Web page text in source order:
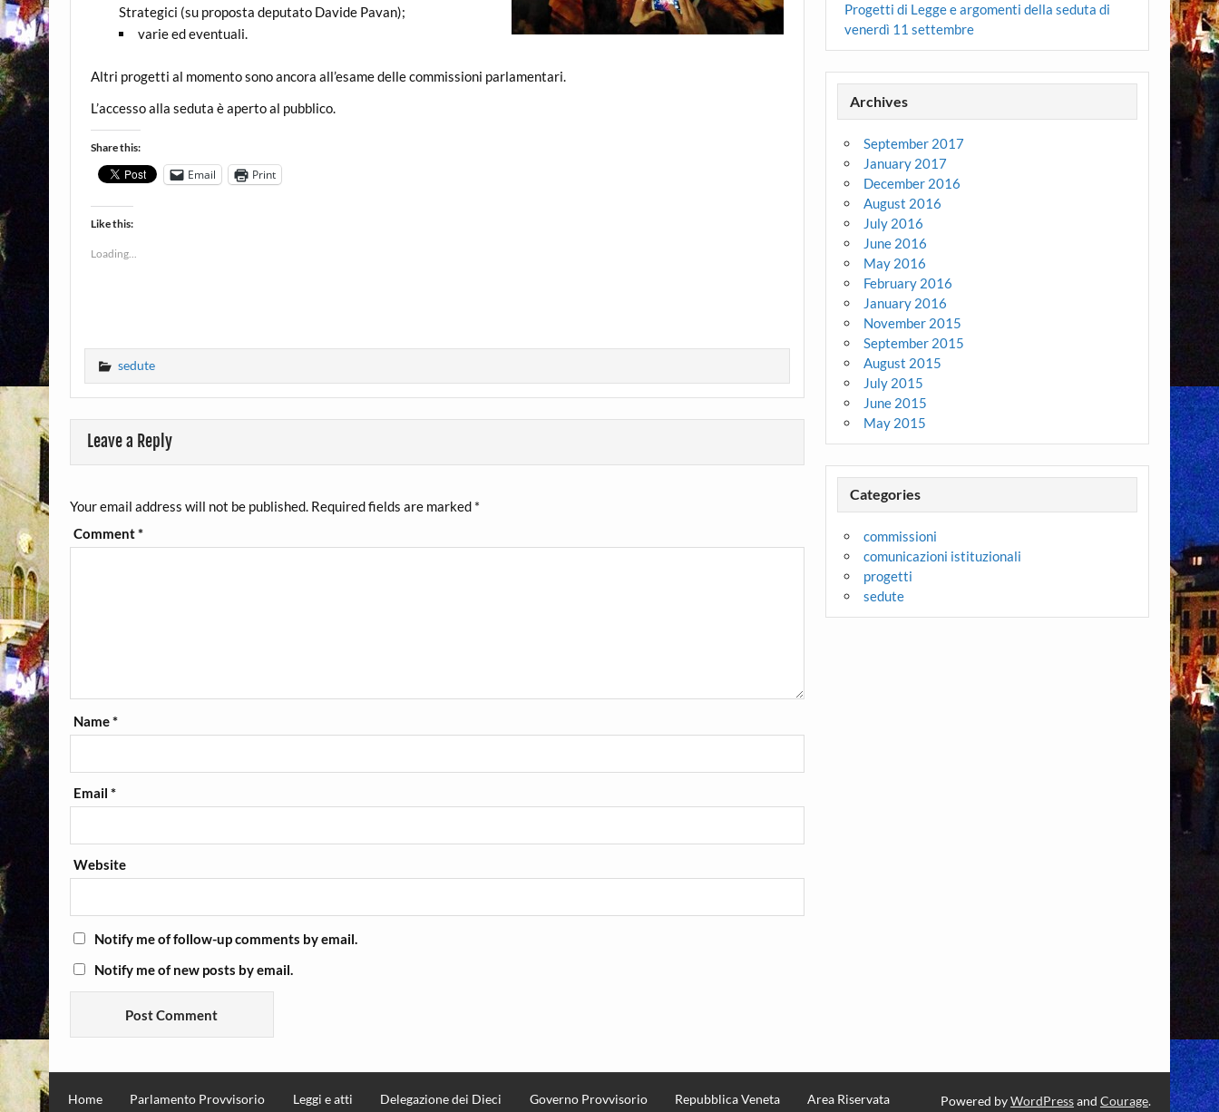
Strategici (su proposta deputato Davide Pavan);
varie ed eventuali.
Altri progetti al momento sono ancora all’esame delle commissioni parlamentari.
L’accesso alla seduta è aperto al pubblico.
Share this:
Email Print
Like this:
Loading...
sedute
Leave a Reply
Your email address will not be published. Required fields are marked *
Comment*
Name*
Email*
Website
Notify me of follow-up comments by email.
Notify me of new posts by email.
Progetti di Legge e argomenti della seduta di
venerdì 11 settembre
Archives
September 2017
January 2017
December 2016
August 2016
July 2016
June 2016
May 2016
February 2016
January 2016
November 2015
September 2015
August 2015
July 2015
June 2015
May 2015
Categories
commissioni
comunicazioni istituzionali
progetti
sedute
Home Parlamento Provvisorio Leggi e atti Delegazione dei Dieci Governo Provvisorio Repubblica Veneta Area Riservata Powered byWordPressand Courage.